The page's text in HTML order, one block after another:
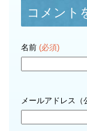
コメント
名前 (必須)
メールアドレス（